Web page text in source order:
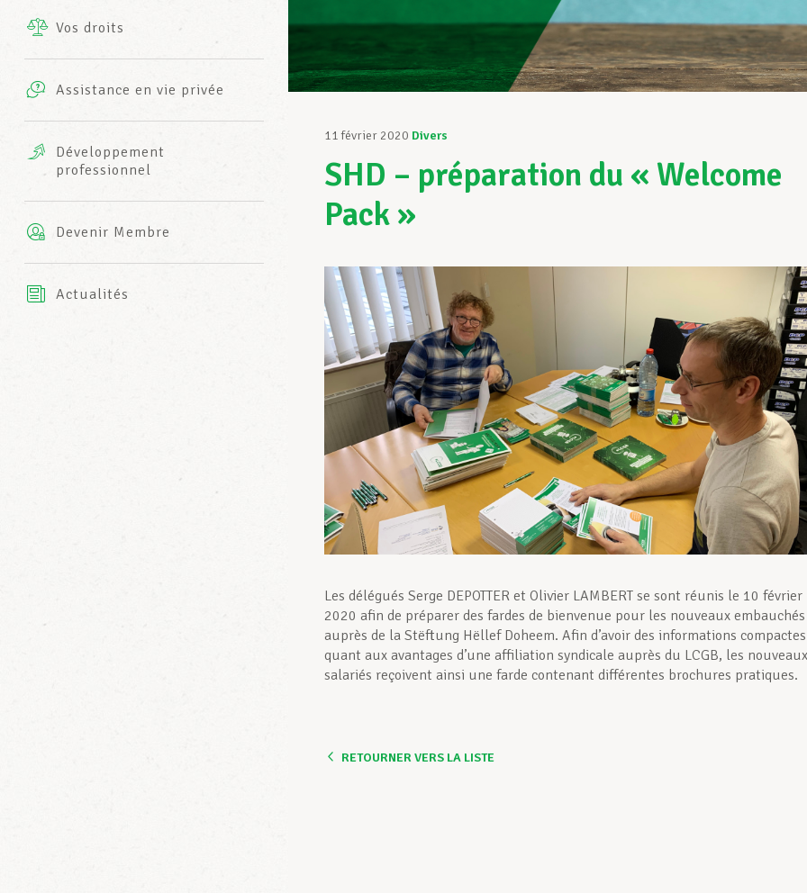
INFO-CENTER
Vos droits
Assistance en vie privée
complémentaires
AXA
Développement
professionnel
Devenir Membre
Actualités
11 février 2020 Divers
SHD – préparation du « Welcome
Pack »
Les délégués Serge DEPOTTER et Olivier LAMBERT se sont réunis le 10 février
2020 afin de préparer des fardes de bienvenue pour les nouveaux embauchés
auprès de la Stëftung Hëllef Doheem. Afin d’avoir des informations compactes
quant aux avantages d’une affiliation syndicale auprès du LCGB, les nouveaux
salariés reçoivent ainsi une farde contenant différentes brochures pratiques.
RETOURNER VERS LA LISTE